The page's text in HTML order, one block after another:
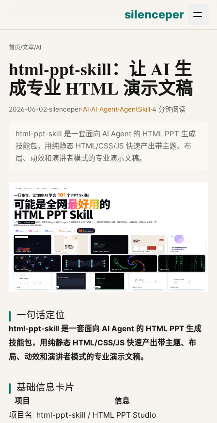
silenceper
首页/文章/AI
html-ppt-skill：让 AI 生
成专业 HTML 演示文稿
2026-06-02·silenceper·AI·AI Agent·AgentSkill·4 分钟阅读
html-ppt-skill 是一套面向 AI Agent 的 HTML PPT 生成
技能包，用纯静态 HTML/CSS/JS 快速产出带主题、布
局、动效和演讲者模式的专业演示文稿。
一句话定位
html-ppt-skill 是一套面向 AI Agent 的 HTML PPT 生成
技能包，用纯静态 HTML/CSS/JS 快速产出带主题、布
局、动效和演讲者模式的专业演示文稿。
基础信息卡片
项目
信息
项目名 html-ppt-skill / HTML PPT Studio